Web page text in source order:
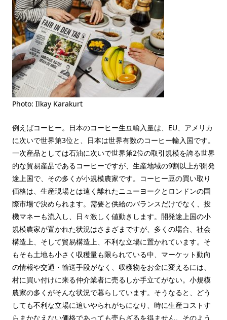
Photo: Ilkay Karakurt
例えばコーヒー。日本のコーヒー生豆輸入量は、EU、アメリカ
に次いで世界第3位と、日本は世界有数のコーヒー輸入国です。
一次産品としては石油に次いで世界第2位の取引規模を誇る世界
的な貿易産品であるコーヒーですが、生産地域の9割以上が開発
途上国で、その多くが小規模農家です。コーヒー豆の買い取り
価格は、生産現場とは遠く離れたニューヨークとロンドンの国
際市場で決められます。需要と供給のバランスだけでなく、投
機マネーも流入し、日々激しく値動きします。開発途上国の小
規模農家が置かれた状況はさまざまですが、多くの場合、社会
構造上、そして貿易構造上、不利な立場に置かれています。そ
もそも土地も小さく収穫量も限られている中、マーケット動向
の情報や交通・輸送手段がなく、収穫物をお金に変えるには、
村に買い付けに来る仲介業者に売るしか手立てがない。小規模
農家の多くがそんな状況で暮らしています。そうなると、どう
しても不利な立場に追いやられがちになり、時に生産コストす
らまかなえない価格であっても売らざるを得ません。そのよう